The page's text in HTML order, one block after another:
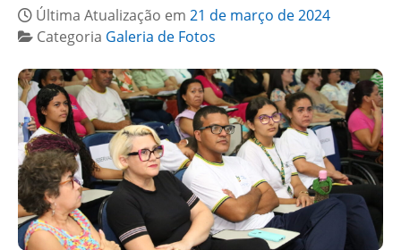
Última Atualização em 21 de março de 2024
Categoria Galeria de Fotos